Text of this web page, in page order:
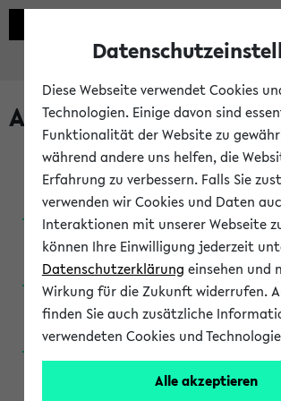
Archivierte
Anglistik: British and American Studies
(Einschreibung bis WiSe 16/17)
Anglistik: British and American Studies /
(Einschreibung bis SoSe 2015)
Anglistik: British and American Studies
(Einschreibung bis SoSe 2013)
Anglistik: British and American Studies /
(Einschreibung bis SoSe 2011)
Diese Webseite verwendet Cookies
Technologien. Einige davon sind
Funktionalität der Website zu
während andere uns helfen, die
Erfahrung zu verbessern. Falls Sie
verwenden wir Cookies und Daten
Interaktionen mit unserer Webseite
können Ihre Einwilligung jederzeit
Datenschutzerklärung einsehen und
Wirkung für die Zukunft widerrufen.
finden Sie auch zusätzliche
verwendeten Cookies und
Alle akzeptieren